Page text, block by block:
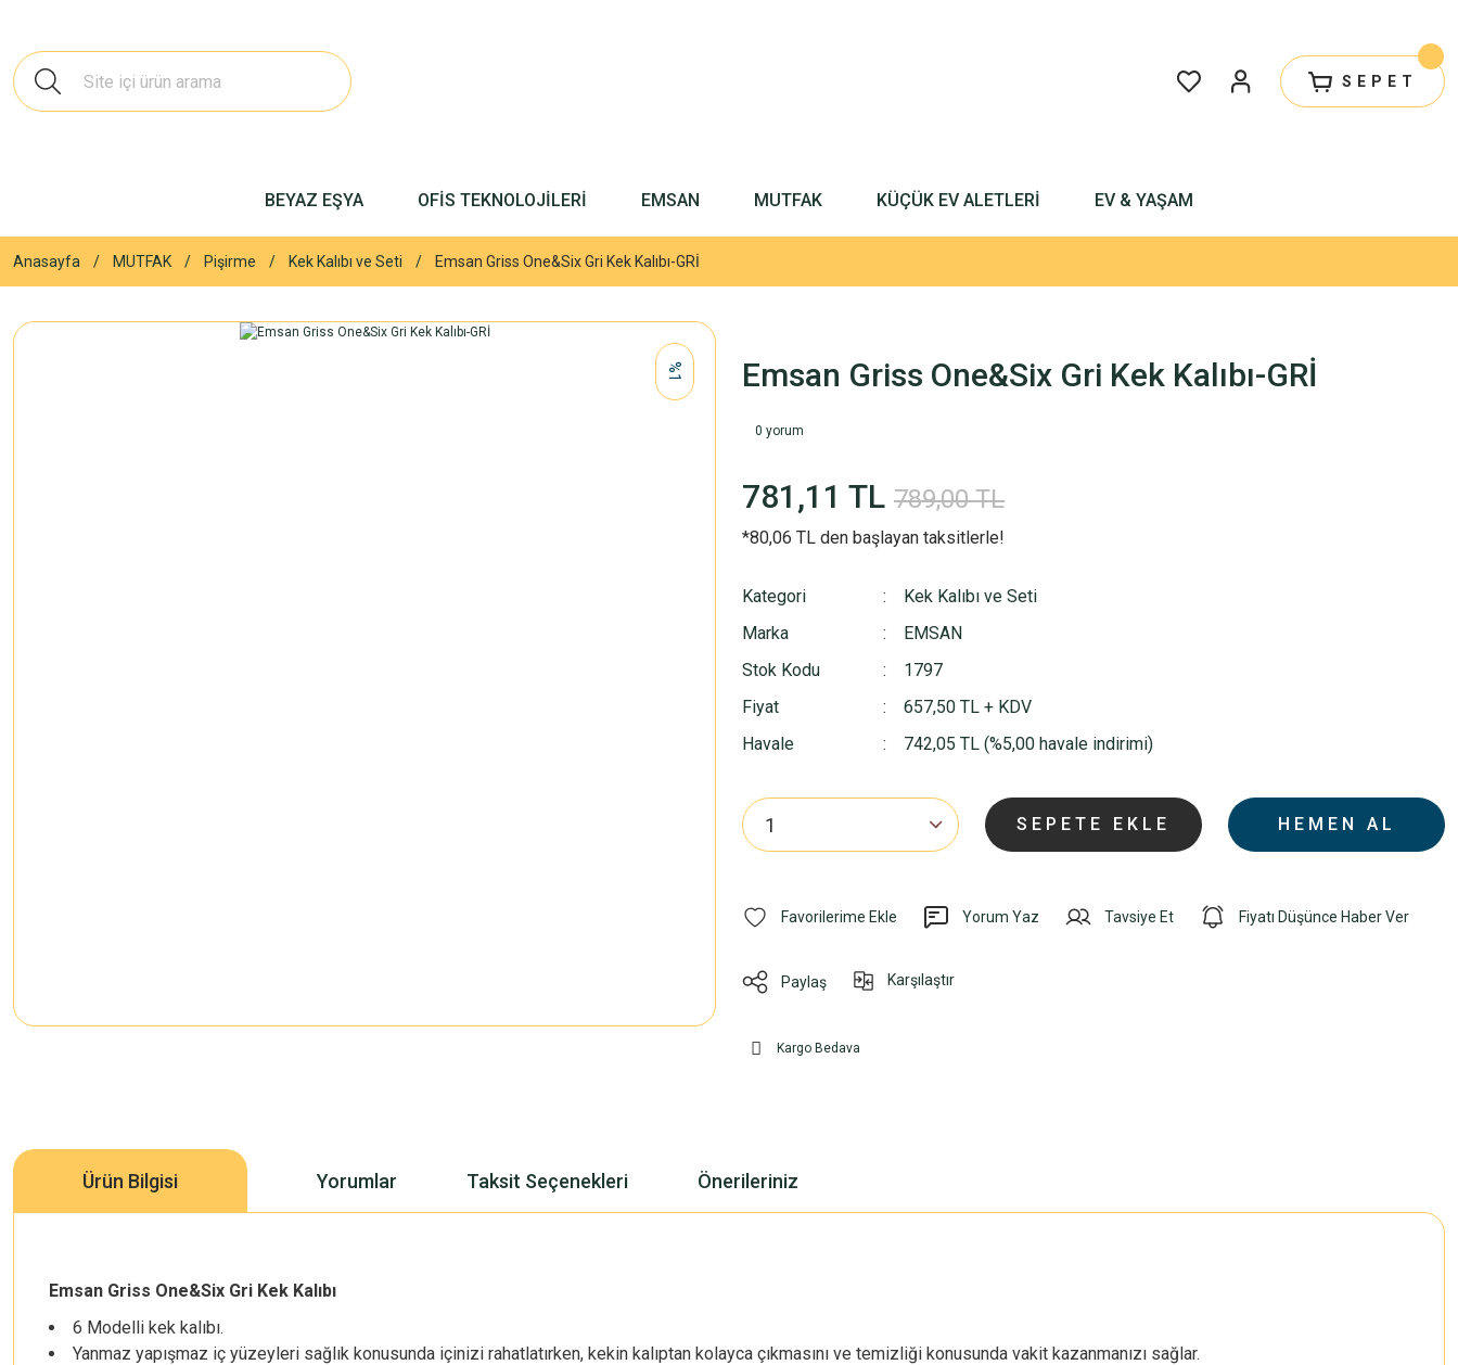
SEPET
BEYAZ EŞYA OFİS TEKNOLOJİLERİ EMSAN MUTFAK KÜÇÜK EV ALETLERİ EV & YAŞAM
Anasayfa MUTFAK Pişirme Kek Kalıbı ve Seti Emsan Griss One&Six Gri Kek Kalıbı-GRİ
%1 Emsan Griss One&Six Gri Kek Kalıbı-GRİ
0 yorum
781,11 TL 789,00 TL
*80,06 TL den başlayan taksitlerle!
Kategori
Kek Kalıbı ve Seti
Marka
EMSAN
Stok Kodu
1797
Fiyat
657,50 TL + KDV
Havale
742,05 TL (%5,00 havale indirimi)
SEPETE EKLE HEMEN AL
Yorum Yaz Tavsiye Et Fiyatı Düşünce Haber Ver
Paylaş Karşılaştır
Kargo Bedava
Ürün Bilgisi Yorumlar Taksit Seçenekleri Önerileriniz
Emsan Griss One&Six Gri Kek Kalıbı
6 Modelli kek kalıbı.
Yanmaz yapışmaz iç yüzeyleri sağlık konusunda içinizi rahatlatırken, kekin kalıptan kolayca çıkmasını ve temizliği konusunda vakit kazanmanızı sağlar.